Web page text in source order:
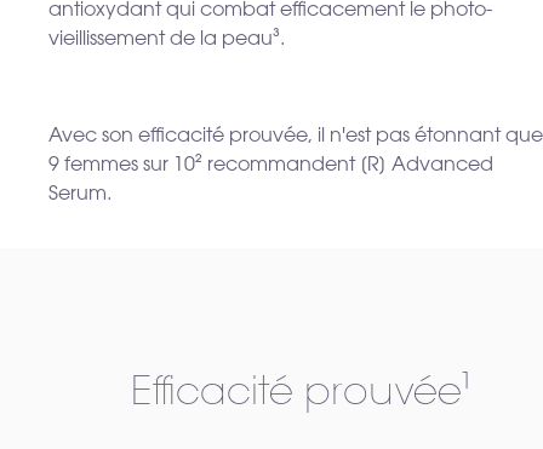
antioxydant qui combat efficacement le photo-
vieillissement de la peau³.
Avec son efficacité prouvée, il n'est pas étonnant que
9 femmes sur 10² recommandent [R] Advanced
Serum.
Efficacité prouvée¹